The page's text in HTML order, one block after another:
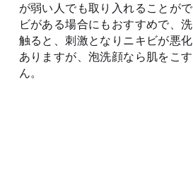
が弱い人でも取り入れることが
ビがある場合にもおすすめで、
触ると、刺激となりニキビが悪
ありますが、泡洗顔なら肌をこ
ん。